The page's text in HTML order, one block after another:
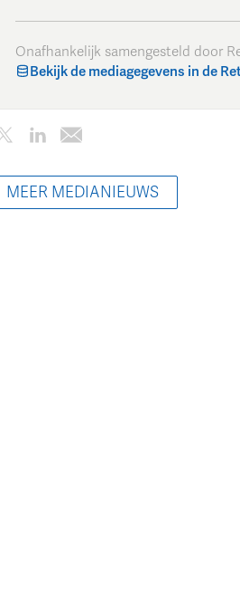
Onafhankelijk samengesteld door
Bekijk de mediagegevens in de
MEER MEDIANIEUWS